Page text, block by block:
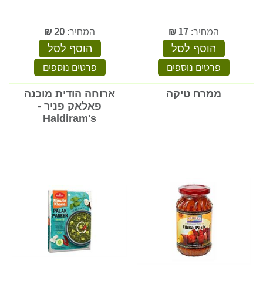
המחיר: 17
₪
הוסף לסל
פרטים נוספים
המחיר: 20
₪
הוסף לסל
פרטים נוספים
ממרח טיקה
ארוחה הודית מוכנה
פאלאק פניר -
Haldiram's